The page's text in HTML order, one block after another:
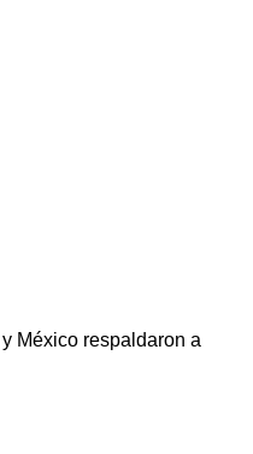
México respaldaron a